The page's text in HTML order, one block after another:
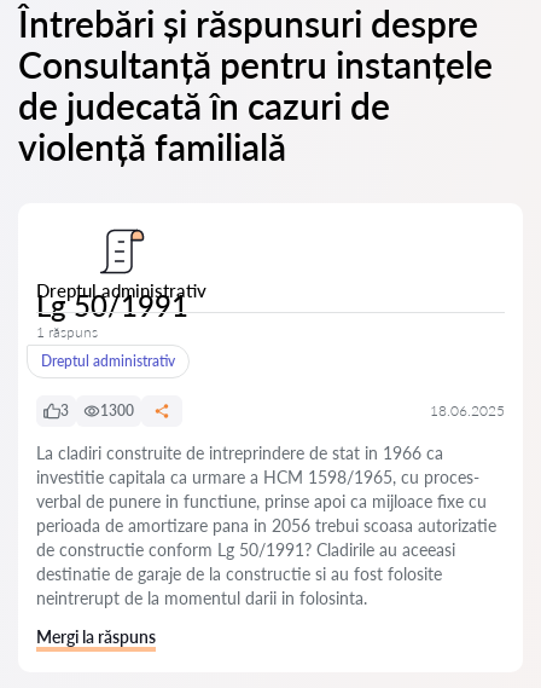
Întrebări și răspunsuri despre
Consultanță pentru instanțele
de judecată în cazuri de
violență familială
Dreptul administrativ
Lg 50/1991
1 răspuns
Dreptul administrativ
3 1300 18.06.2025
La cladiri construite de intreprindere de stat in 1966 ca
investitie capitala ca urmare a HCM 1598/1965, cu proces-
verbal de punere in functiune, prinse apoi ca mijloace fixe cu
perioada de amortizare pana in 2056 trebui scoasa autorizatie
de constructie conform Lg 50/1991? Cladirile au aceeasi
destinatie de garaje de la constructie si au fost folosite
neintrerupt de la momentul darii in folosinta.
Mergi la răspuns